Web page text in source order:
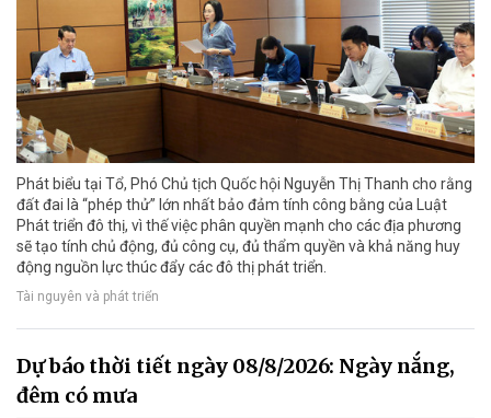
Phát biểu tại Tổ, Phó Chủ tịch Quốc hội Nguyễn Thị Thanh cho rằng
đất đai là “phép thử” lớn nhất bảo đảm tính công bằng của Luật
Phát triển đô thị, vì thế việc phân quyền mạnh cho các địa phương
sẽ tạo tính chủ động, đủ công cụ, đủ thẩm quyền và khả năng huy
động nguồn lực thúc đẩy các đô thị phát triển.
Tài nguyên và phát triển
Dự báo thời tiết ngày 08/8/2026: Ngày nắng,
đêm có mưa